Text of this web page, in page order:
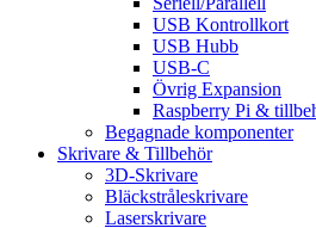
USB Kontrollkort
USB Hubb
USB-C
Övrig Expansion
Raspberry Pi &
Begagnade komponenter
Skrivare & Tillbehör
3D-Skrivare
Bläckstråleskrivare
Laserskrivare